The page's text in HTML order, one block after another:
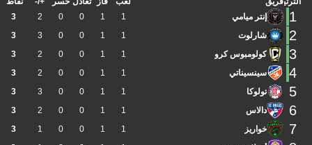
1 إنتر ميامي 1
1
0
0
2
3
2 شارلوت 1
1
0
0
3
3
3 كولومبوس كرو 1
1
0
0
2
3
4 سينسيناتي 1
1
0
0
2
3
5 تولوكا 1
1
0
0
3
3
6 دالاس 1
1
0
0
2
3
7 خواريز 1
1
0
0
1
3